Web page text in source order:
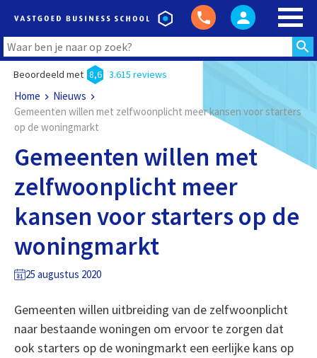
Beoordeeld met 8,6 3.615 reviews
Home
Nieuws
Gemeenten willen met zelfwoonplicht meer kansen voor starters
op de woningmarkt
Gemeenten willen met
zelfwoonplicht meer
kansen voor starters op de
woningmarkt
25 augustus 2020
Gemeenten willen uitbreiding van de zelfwoonplicht
naar bestaande woningen om ervoor te zorgen dat
ook starters op de woningmarkt een eerlijke kans op